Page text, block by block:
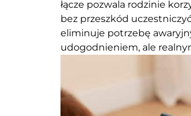
łącze pozwala rodzinie
bez przeszkód
eliminuje potrzebę
udogodnieniem, ale